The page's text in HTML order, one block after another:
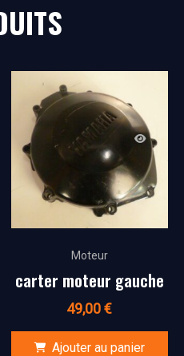
Moteur
carter moteur gauche
49,00€
Ajouter au panier